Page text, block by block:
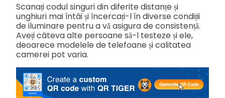
Scanați codul singuri din diferite distanțe și
unghiuri mai întâi și încercați-l în diverse condiții
de iluminare pentru a vă asigura de consistență.
Aveți câteva alte persoane să-l testeze și ele,
deoarece modelele de telefoane și calitatea
camerei pot varia.